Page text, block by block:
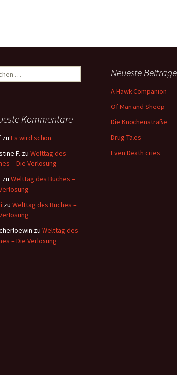
Neueste Beiträge
A Hawk Companion
Of Man and Sheep
Die Knochenstraße
Drug Tales
Even Death cries
Kommentare
zu Es wird schon
F. zu Welttag des
– Die Verlosung
zu Welttag des Buches –
zu Welttag des Buches –
zu Welttag des
– Die Verlosung